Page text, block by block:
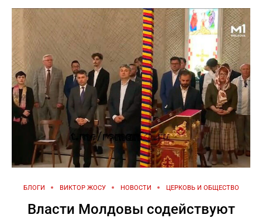
БЛОГИ ВИКТОР ЖОСУ НОВОСТИ ЦЕРКОВЬ И ОБЩЕСТВО
Власти Молдовы содействуют